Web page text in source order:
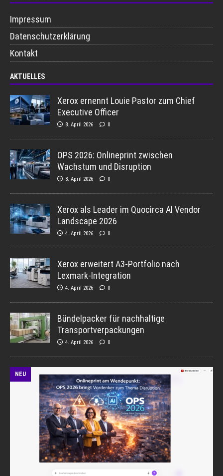
Impressum
Datenschutzerklärung
Kontakt
AKTUELLES
Xerox ernennt Louie Pastor zum Chief
Executive Officer
8. April 2026 0
OPS 2026: Onlineprint zwischen
Wachstum und Disruption
8. April 2026 0
Xerox als Leader im Quocirca AI Vendor
Landscape 2026
4. April 2026 0
Xerox erweitert A3-Portfolio nach
Lexmark-Integration
4. April 2026 0
Bündelpacker für nachhaltige
Transportverpackungen
4. April 2026 0
NEU